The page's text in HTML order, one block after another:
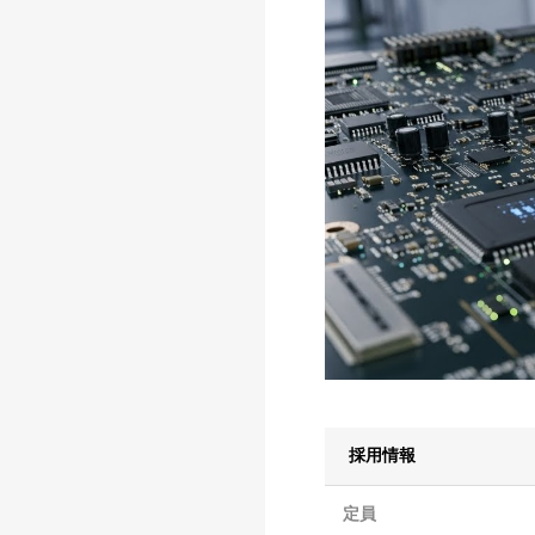
採用情報
定員